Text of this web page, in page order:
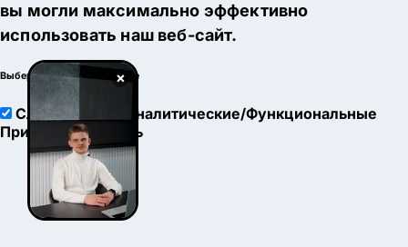
×
вы могли максимально эффективно
использовать наш веб-сайт.
Выберите настройки cookie
Служебные
Аналитические/Функциональные
Принять
Настроить